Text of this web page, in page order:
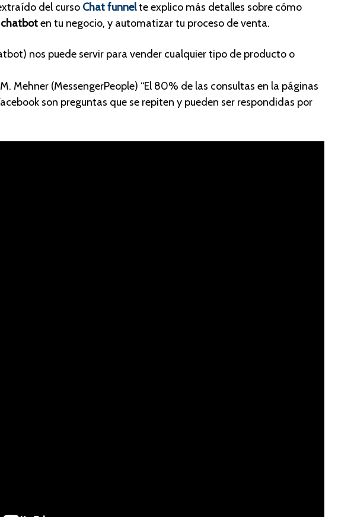
del curso Chat funnelte explico más detalles sobre cómo
en tu negocio, y automatizar tu proceso de venta.
nos puede servir para vender cualquier tipo de producto o
Mehner (MessengerPeople) “El 80% de las consultas en la páginas
son preguntas que se repiten y pueden ser respondidas por